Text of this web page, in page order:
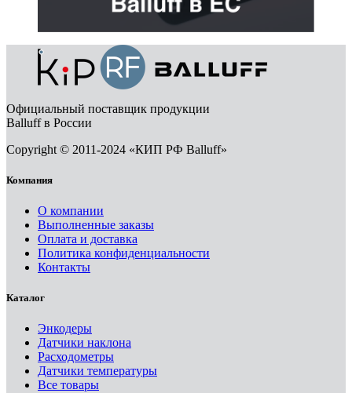
Официальный поставщик продукции
Balluff в России
Copyright © 2011-2024 «КИП РФ Balluff»
Компания
О компании
Выполненные заказы
Оплата и доставка
Политика конфиденциальности
Контакты
Каталог
Энкодеры
Датчики наклона
Расходометры
Датчики температуры
Все товары